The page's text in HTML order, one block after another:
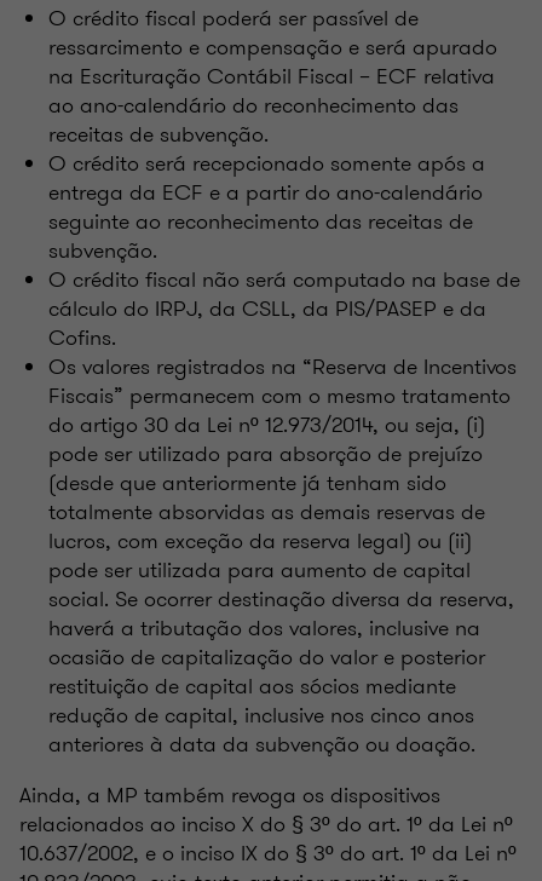
O crédito fiscal poderá ser passível de
ressarcimento e compensação e será apurado
na Escrituração Contábil Fiscal – ECF relativa
ao ano-calendário do reconhecimento das
receitas de subvenção.
O crédito será recepcionado somente após a
entrega da ECF e a partir do ano-calendário
seguinte ao reconhecimento das receitas de
subvenção.
O crédito fiscal não será computado na base de
cálculo do IRPJ, da CSLL, da PIS/PASEP e da
Cofins.
Os valores registrados na “Reserva de Incentivos
Fiscais” permanecem com o mesmo tratamento
do artigo 30 da Lei nº 12.973/2014, ou seja, (i)
pode ser utilizado para absorção de prejuízo
(desde que anteriormente já tenham sido
totalmente absorvidas as demais reservas de
lucros, com exceção da reserva legal) ou (ii)
pode ser utilizada para aumento de capital
social. Se ocorrer destinação diversa da reserva,
haverá a tributação dos valores, inclusive na
ocasião de capitalização do valor e posterior
restituição de capital aos sócios mediante
redução de capital, inclusive nos cinco anos
anteriores à data da subvenção ou doação.
Ainda, a MP também revoga os dispositivos
relacionados ao inciso X do § 3º do art. 1º da Lei nº
10.637/2002, e o inciso IX do § 3º do art. 1º da Lei nº